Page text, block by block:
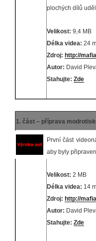
plochých dílů
Velikost: 9,4 MB
Délka videa: 24
Zdroj: http://
Autor: David
Stahujte: Zde
1. část – příprava
První část
aby byly
Velikost: 2 MB
Délka videa: 14
Zdroj: http://
Autor: David
Stahujte: Zde